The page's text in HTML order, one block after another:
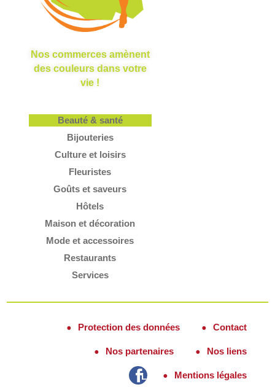
Nos commerces amènent
des couleurs dans votre
vie !
Beauté & santé
Bijouteries
Culture et loisirs
Fleuristes
Goûts et saveurs
Hôtels
Maison et décoration
Mode et accessoires
Restaurants
Services
Contact
Protection des données
Nos liens
Nos partenaires
Mentions légales
Lozère Fidélité sur Facebook